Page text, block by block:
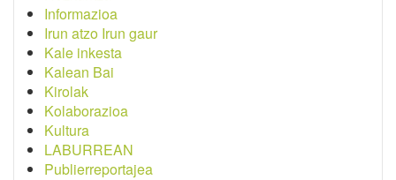
Informazioa
Irun atzo Irun gaur
Kale inkesta
Kalean Bai
Kirolak
Kolaborazioa
Kultura
LABURREAN
Publierreportajea